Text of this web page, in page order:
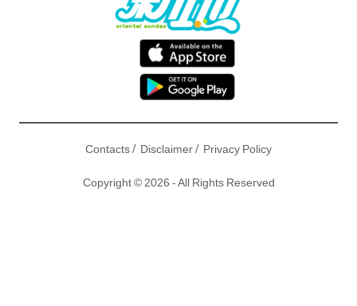
Contacts/ Disclaimer/ Privacy Policy
Copyright © 2026 - All Rights Reserved